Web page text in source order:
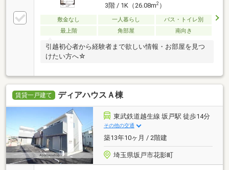
3階 / 1K（26.08m2）
敷金なし 一人暮らし
バス・トイレ別
最上階
角部屋 南向き
引越初心者から経験者まで欲しい情報・お部屋を見つ
けたい方へ☆
賃貸一戸建て ディアハウスＡ棟
東武鉄道越生線 坂戸駅 徒歩14分
その他の交通
築13年10ヶ月 / 2階建
埼玉県坂戸市花影町